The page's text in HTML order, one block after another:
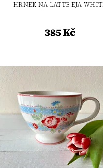
HRNEK NA LATTE EJA
385 Kč